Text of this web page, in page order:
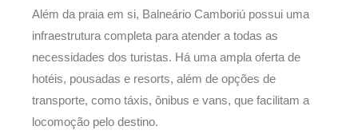
Além da praia em si, Balneário Camboriú possui uma
infraestrutura completa para atender a todas as
necessidades dos turistas. Há uma ampla oferta de
hotéis, pousadas e resorts, além de opções de
transporte, como táxis, ônibus e vans, que facilitam a
locomoção pelo destino.